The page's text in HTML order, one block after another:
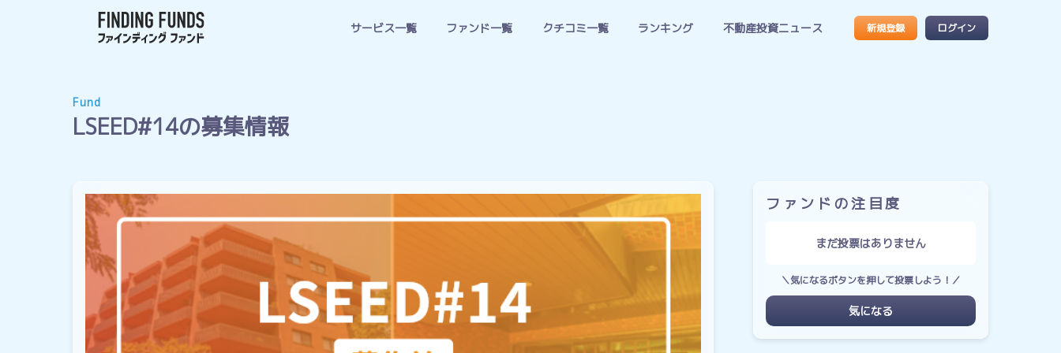
サービス一覧 ファンド一覧 クチコミ一覧 ランキング 不動産投資ニュース 新規登録 ログイン
Fund
LSEED#14の募集情報
ファンドの注目度
まだ投票はありません
＼気になるボタンを押して投票しよう！／
気になる